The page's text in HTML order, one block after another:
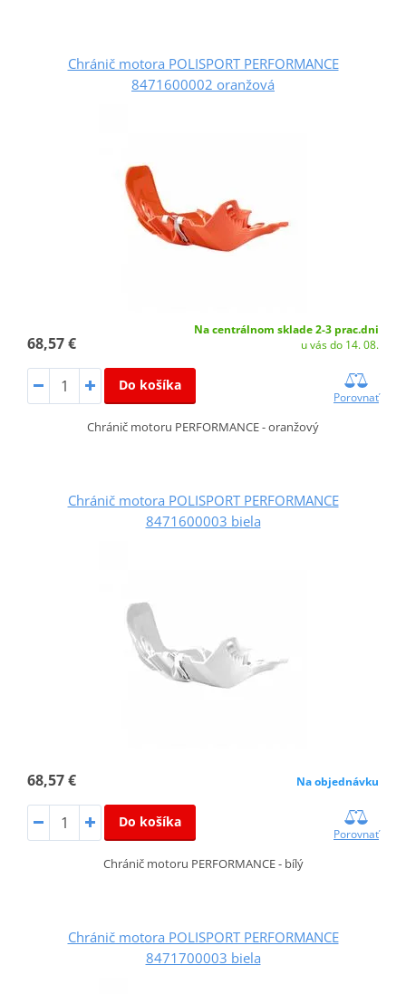
Chránič motora POLISPORT PERFORMANCE
8471600002 oranžová
68,57 €
Na centrálnom sklade 2-3 prac.dni
u vás do 14. 08.
Do košíka
Porovnať
Chránič motoru PERFORMANCE - oranžový
Chránič motora POLISPORT PERFORMANCE
8471600003 biela
68,57 € Na objednávku
Do košíka
Porovnať
Chránič motoru PERFORMANCE - bílý
Chránič motora POLISPORT PERFORMANCE
8471700003 biela